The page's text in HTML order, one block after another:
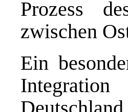
Prozess
zwischen
Ein